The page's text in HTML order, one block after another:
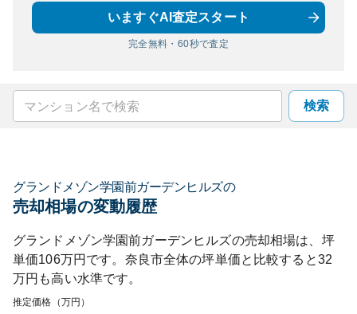
いますぐAI査定スタート
完全無料・60秒で査定
検索
グランドメゾン学園前ガーデンヒルズの
売却相場の変動履歴
グランドメゾン学園前ガーデンヒルズの売却相場は、坪
単価106万円です。 奈良市全体の坪単価と比較すると32
万円も高い水準です。
推定価格（万円）